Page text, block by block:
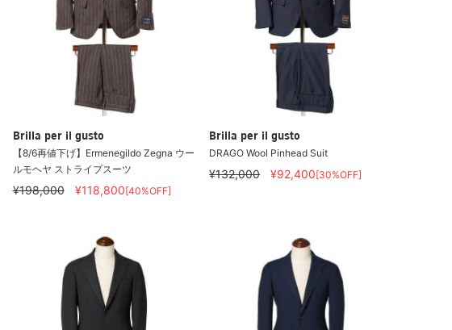
Brilla per il gusto
【8/6再値下げ】Ermenegildo Zegna ウー
ルモヘヤ ストライプスーツ
¥198,000 ¥118,800[40%OFF]
Brilla per il gusto
DRAGO Wool Pinhead Suit
¥132,000 ¥92,400[30%OFF]